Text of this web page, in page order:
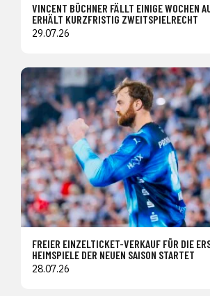
VINCENT BÜCHNER FÄLLT EINIGE WOCHEN
ERHÄLT KURZFRISTIG ZWEITSPIELRECHT
29.07.26
FREIER EINZELTICKET-VERKAUF FÜR DIE
HEIMSPIELE DER NEUEN SAISON STARTET
28.07.26